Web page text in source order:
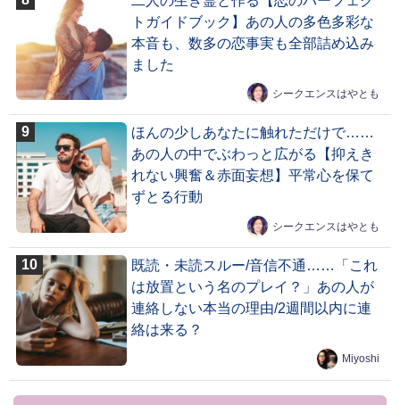
トガイドブック】あの人の多色多彩な
本音も、数多の恋事実も全部詰め込み
ました
シークエンスはやとも
ほんの少しあなたに触れただけで……
あの人の中でぶわっと広がる【抑えき
れない興奮＆赤面妄想】平常心を保て
ずとる行動
シークエンスはやとも
既読・未読スルー/音信不通……「これ
は放置という名のプレイ？」あの人が
連絡しない本当の理由/2週間以内に連
絡は来る？
Miyoshi